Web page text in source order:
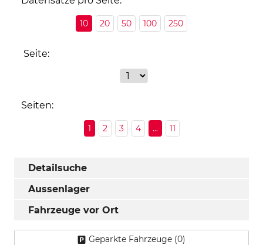
10 20 50 100 250
Seite:
Seiten:
1 2 3 4 ... 11
Detailsuche
Aussenlager
Fahrzeuge vor Ort
Geparkte Fahrzeuge (0)